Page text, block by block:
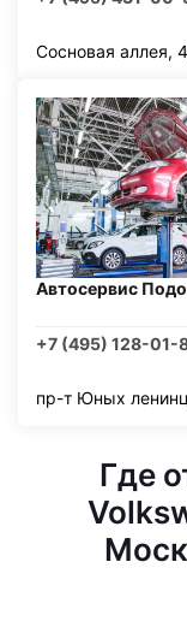
Сосновая аллея,
Автосервис
+7 (495) 128-01-
пр-т Юных
Где